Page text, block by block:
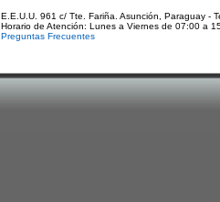
E.E.U.U. 961 c/ Tte. Fariña. Asunción, Paraguay -
Horario de Atención: Lunes a Viernes de 07:00 a
Preguntas Frecuentes